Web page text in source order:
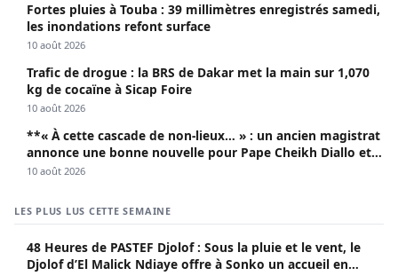
Fortes pluies à Touba : 39 millimètres enregistrés samedi,
les inondations refont surface
10 août 2026
Trafic de drogue : la BRS de Dakar met la main sur 1,070
kg de cocaïne à Sicap Foire
10 août 2026
**« À cette cascade de non-lieux… » : un ancien magistrat
annonce une bonne nouvelle pour Pape Cheikh Diallo et
Cie**
10 août 2026
LES PLUS LUS CETTE SEMAINE
48 Heures de PASTEF Djolof : Sous la pluie et le vent, le
Djolof d’El Malick Ndiaye offre à Sonko un accueil en